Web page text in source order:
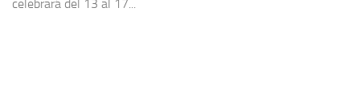
celebrará del 13 al 17...